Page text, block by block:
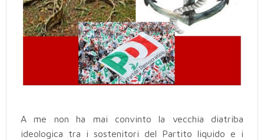
A me non ha mai convinto la vecchia diatriba
ideologica tra i sostenitori del Partito liquido e i